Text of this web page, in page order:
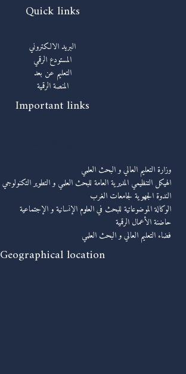
Quick links
البريد الالكتروني
المستودع الرقمي
التعليم عن بعد
المنصة الرقمية
Important links
وزارة التعليم العالي و البحث العلمي
الهيكل التنظيمي المديرية العامة للبحث العلمي و التطوير التكنولوجي
الندوة الجهوية لجامعات الغرب
الوكالة الموضوعاتية للبحث في العلوم الإنسانية و الإجتماعية
حاضنة الأعمال الرقمية
فضاء التعليم العالي و البحث العلمي
Geographical location